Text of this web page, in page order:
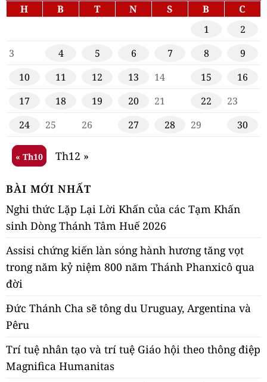
H B T N S B
C
1
2
3
4 5 6 7 8
9
10
11 12 13 14 15
16
17
18 19 20 21 22
23
24
25 26 27 28 29 30
« Th10 Th12 »
BÀI MỚI NHẤT
Nghi thức Lặp Lại Lời Khấn của các Tạm Khấn
sinh Dòng Thánh Tâm Huế 2026
Assisi chứng kiến làn sóng hành hương tăng vọt
trong năm kỷ niệm 800 năm Thánh Phanxicô qua
đời
Đức Thánh Cha sẽ tông du Uruguay, Argentina và
Pêru
Trí tuệ nhân tạo và trí tuệ Giáo hội theo thông điệp
Magnifica Humanitas